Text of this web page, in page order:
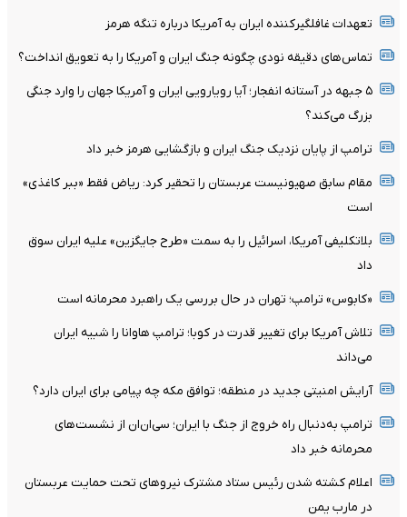
تعهدات غافلگیرکننده ایران به آمریکا درباره تنگه هرمز
تماس‌های دقیقه نودی چگونه جنگ ایران و آمریکا را به تعویق انداخت؟
۵ جبهه در آستانه انفجار؛ آیا رویارویی ایران و آمریکا جهان را وارد جنگی
بزرگ می‌کند؟
ترامپ از پایان نزدیک جنگ ایران و بازگشایی هرمز خبر داد
مقام سابق صهیونیست عربستان را تحقیر کرد: ریاض فقط «ببر کاغذی»
است
بلاتکلیفی آمریکا، اسرائیل را به سمت «طرح جایگزین» علیه ایران سوق
داد
«کابوس» ترامپ؛ تهران در حال بررسی یک راهبرد محرمانه است
تلاش آمریکا برای تغییر قدرت در کوبا؛ ترامپ هاوانا را شبیه ایران
می‌داند
آرایش امنیتی جدید در منطقه؛ توافق مکه چه پیامی برای ایران دارد؟
ترامپ به‌دنبال راه خروج از جنگ با ایران؛ سی‌ان‌ان از نشست‌های
محرمانه خبر داد
اعلام کشته شدن رئیس ستاد مشترک نیروهای تحت حمایت عربستان
در مارب یمن